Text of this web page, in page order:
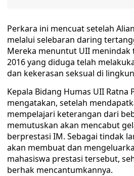
Perkara ini mencuat setelah
melalui selebaran daring
Mereka menuntut UII menindak
2016 yang diduga telah
dan kekerasan seksual di
Kepala Bidang Humas UII Ratna
mengatakan, setelah
mempelajari keterangan dari
memutuskan akan mencabut
berprestasi IM. Sebagai tindak
akan membuat dan
mahasiswa prestasi tersebut,
berhak mencantumkannya.